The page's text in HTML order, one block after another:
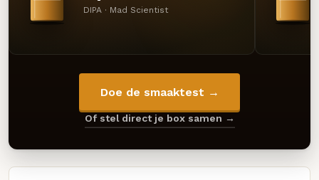
DIPA · Mad Scientist
Doe de smaaktest →
Of stel direct je box samen →